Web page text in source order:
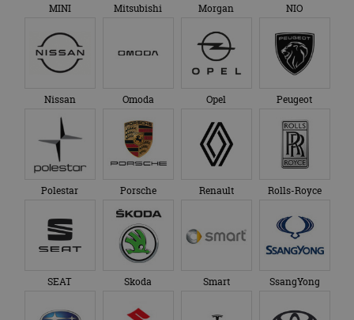
MINI Mitsubishi Morgan NIO
Nissan Omoda Opel Peugeot
Polestar Porsche Renault Rolls-Royce
SEAT Skoda Smart SsangYong